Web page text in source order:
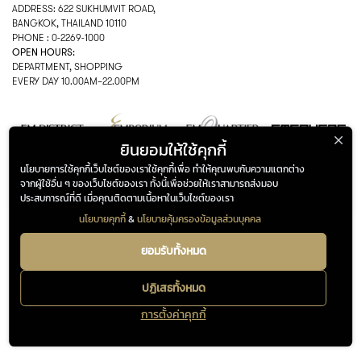
ยินยอมให้ใช้คุกกี้
นโยบายการใช้คุกกี้เว็บไซต์ของเราใช้คุกกี้เพื่อ ทำให้คุณพบกับความแตกต่าง
จากผู้ใช้อื่น ๆ ของเว็บไซต์ของเรา ทั้งนี้เพื่อช่วยให้เราสามารถส่งมอบ
ประสบการณ์ที่ดี เมื่อคุณติดตามเนื้อหาในเว็บไซต์ของเรา
นโยบายคุกกี้&นโยบายคุ้มครองข้อมูลส่วนบุคคล
ยอมรับทั้งหมด
ปฏิเสธทั้งหมด
การตั้งค่าคุกกี้
ADDRESS
0-2269-1000
OPENING HOURS
Department, Shopping
Google maps
ADDRESS: 622 SUKHUMVIT ROAD,
BANGKOK, THAILAND 10110
PHONE : 0-2269-1000
OPEN HOURS:
DEPARTMENT, SHOPPING
EVERY DAY 10.00AM–22.00PM
© THE EMPORIUM 2025::*
ALL RIGHTS RESERVED
FOLLOW US ON